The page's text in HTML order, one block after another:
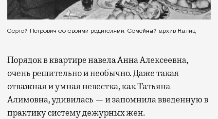
Сергей Петрович со своими родителями. Семейный архив Капиц
Порядок в квартире навела Анна Алексеевна,
очень решительно и необычно. Даже такая
отважная и умная невестка, как Татьяна
Алимовна, удивилась — и запомнила введенную в
практику систему дежурных жен.